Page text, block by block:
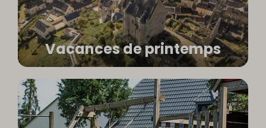
Vacances de printemps